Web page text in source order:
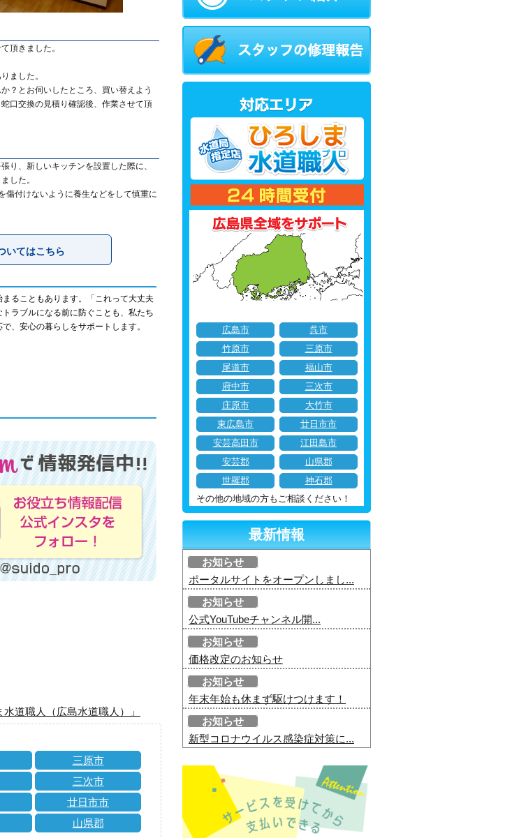
頂きました。
ました。
？とお伺いしたところ、買い替えよう
口交換の見積り確認後、作業させて頂
り、新しいキッチンを設置した際に、
した。
傷付けないように養生などをして慎重に
いてはこちら
ることもあります。「これって大丈夫
ラブルになる前に防ぐことも、私たち
、安心の暮らしをサポートします。
道職人（広島水道職人）」
三原市
三次市
廿日市市
山県郡
広島市
呉市
竹原市
三原市
尾道市
福山市
府中市
三次市
庄原市
大竹市
東広島市
廿日市市
安芸高田市
江田島市
安芸郡
山県郡
世羅郡
神石郡
その他の地域の方もご相談ください！
最新情報
お知らせ
ポータルサイトをオープンしまし...
お知らせ
公式YouTubeチャンネル開...
お知らせ
価格改定のお知らせ
お知らせ
年末年始も休まず駆けつけます！
お知らせ
新型コロナウイルス感染症対策に...